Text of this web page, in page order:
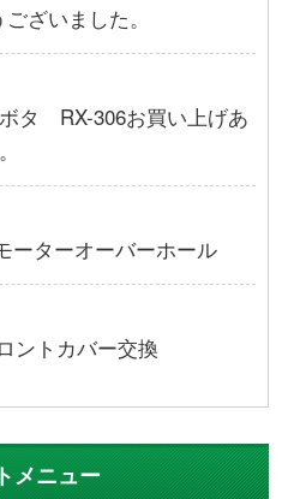
ざいました。
タ RX-306お買い上げあ
ターオーバーホール
トカバー交換
メニュー